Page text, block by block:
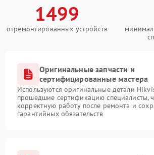
1499
отремонтированных устройств
Оригинальные запчасти и
сертифицированные мастера
Используются оригинальные детали
прошедшие сертификацию специалисты,
корректную работу после ремонта и
гарантийных обязательств